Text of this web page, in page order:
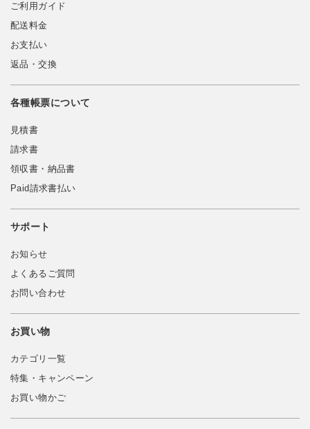
ご利用ガイド
配送料金
お支払い
返品・交換
各種帳票について
見積書
請求書
領収書・納品書
Paid請求書払い
サポート
お知らせ
よくあるご質問
お問い合わせ
お買い物
カテゴリ一覧
特集・キャンペーン
お買い物かご